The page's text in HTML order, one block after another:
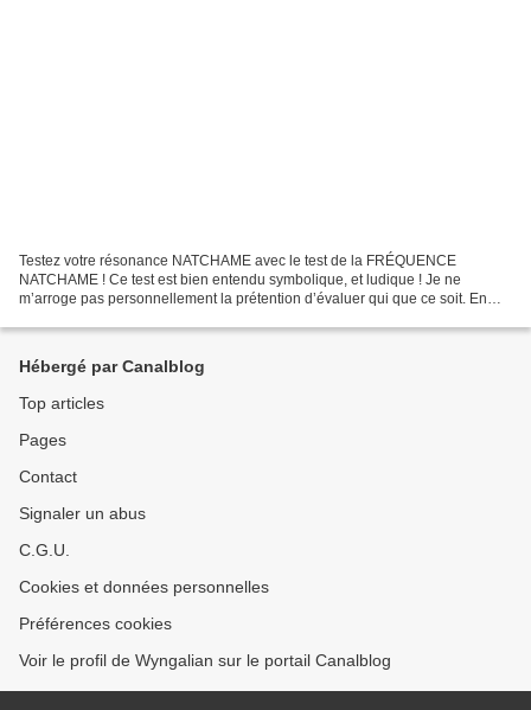
Testez votre résonance NATCHAME avec le test de la FRÉQUENCE
NATCHAME ! Ce test est bien entendu symbolique, et ludique ! Je ne
m’arroge pas personnellement la prétention d’évaluer qui que ce soit. En
Hébergé par Canalblog
Top articles
Pages
Contact
Signaler un abus
C.G.U.
Cookies et données personnelles
Préférences cookies
Voir le profil de Wyngalian sur le portail Canalblog